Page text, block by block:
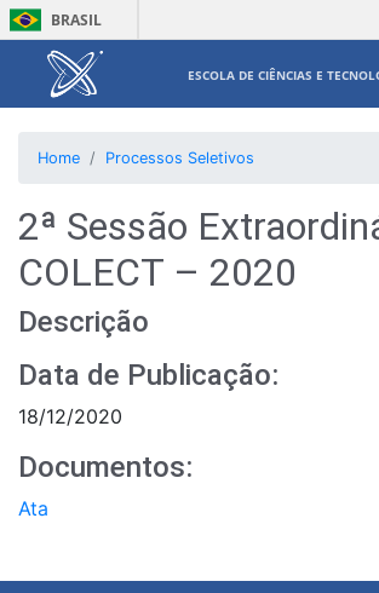
BRASIL
ESCOLA DE CIÊNCIAS E
Home Processos Seletivos
2ª Sessão
COLECT – 2020
Descrição
Data de Publicação:
18/12/2020
Documentos:
Ata